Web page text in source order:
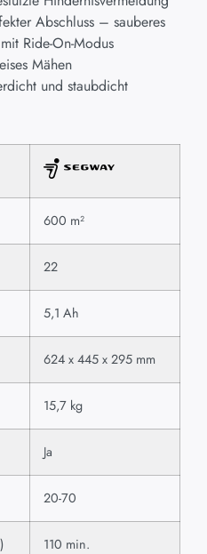
Abschluss – sauberes
Ride-On-Modus
Mähen
und staubdicht
600 m²
22
5,1 Ah
624 x 445 x 295 mm
15,7 kg
Ja
20-70
110 min.